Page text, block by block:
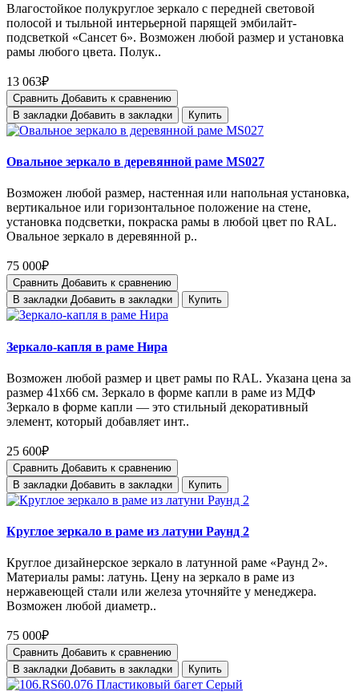
Влагостойкое полукруглое зеркало с передней световой
полосой и тыльной интерьерной парящей эмбилайт-
подсветкой «Сансет 6». Возможен любой размер и установка
рамы любого цвета. Полук..
13 063₽
Сравнить Добавить к сравнению
В закладки Добавить в закладки Купить
Овальное зеркало в деревянной раме MS027
Возможен любой размер, настенная или напольная установка,
вертикальное или горизонтальное положение на стене,
установка подсветки, покраска рамы в любой цвет по RAL.
Овальное зеркало в деревянной р..
75 000₽
Сравнить Добавить к сравнению
В закладки Добавить в закладки Купить
Зеркало-капля в раме Нира
Возможен любой размер и цвет рамы по RAL. Указана цена за
размер 41х66 см. Зеркало в форме капли в раме из МДФ
Зеркало в форме капли — это стильный декоративный
элемент, который добавляет инт..
25 600₽
Сравнить Добавить к сравнению
В закладки Добавить в закладки Купить
Круглое зеркало в раме из латуни Раунд 2
Круглое дизайнерское зеркало в латунной раме «Раунд 2».
Материалы рамы: латунь. Цену на зеркало в раме из
нержавеющей стали или железа уточняйте у менеджера.
Возможен любой диаметр..
75 000₽
Сравнить Добавить к сравнению
В закладки Добавить в закладки Купить